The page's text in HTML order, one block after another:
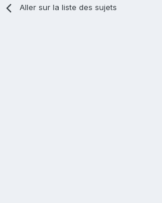
Aller sur la liste des sujets